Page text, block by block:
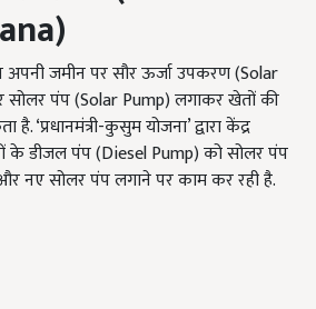
जमीन पर सौर ऊर्जा उपकरण (Solar
पंप (Solar Pump) लगाकर खेतों की
‘प्रधानमंत्री-कुसुम योजना’ द्वारा केंद्र
के डीजल पंप (Diesel Pump) को सोलर पंप
नए सोलर पंप लगाने पर काम कर रही है.